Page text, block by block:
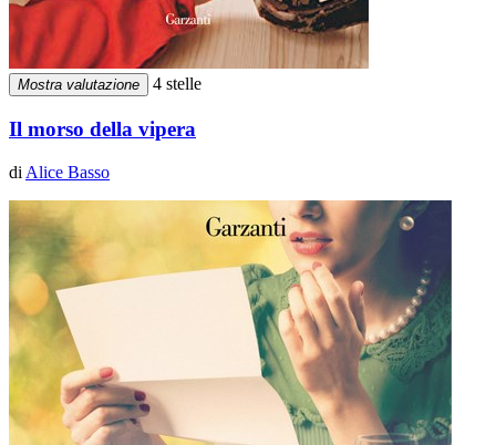
Mostra valutazione 4 stelle
Il morso della vipera
di Alice Basso